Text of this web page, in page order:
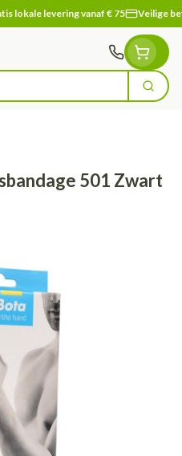
lokale levering vanaf € 75 Veilige
Zoek
501 Zwart